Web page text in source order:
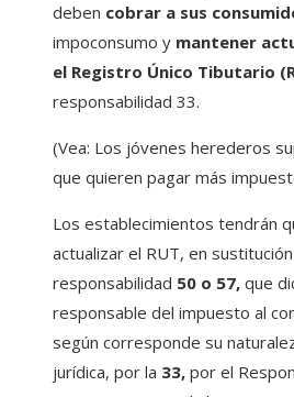
deben cobrar a sus
impoconsumo y mantener
el Registro Único Tibutario
responsabilidad 33.
(Vea: Los jóvenes herederos
que quieren pagar más
Los establecimientos tendrán
actualizar el RUT, en
responsabilidad 50 o 57, que
responsable del impuesto al
según corresponde su
jurídica, por la 33, por el